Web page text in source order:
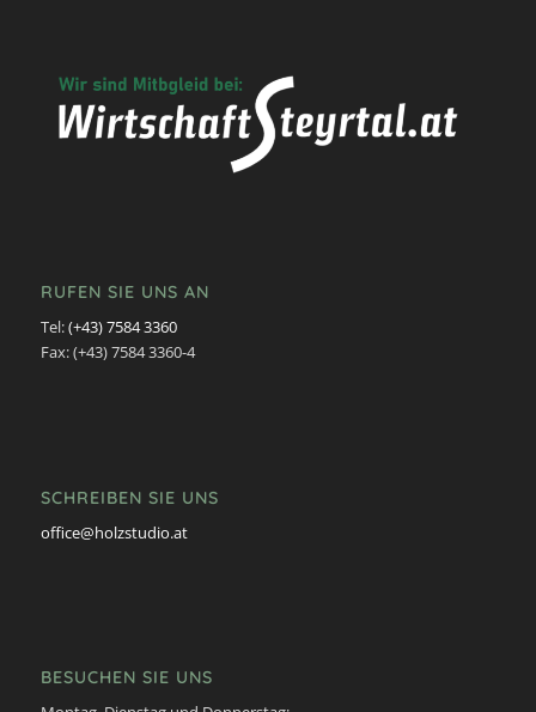
RUFEN SIE UNS AN
Tel:(+43) 7584 3360
Fax: (+43) 7584 3360-4
SCHREIBEN SIE UNS
office@holzstudio.at
BESUCHEN SIE UNS